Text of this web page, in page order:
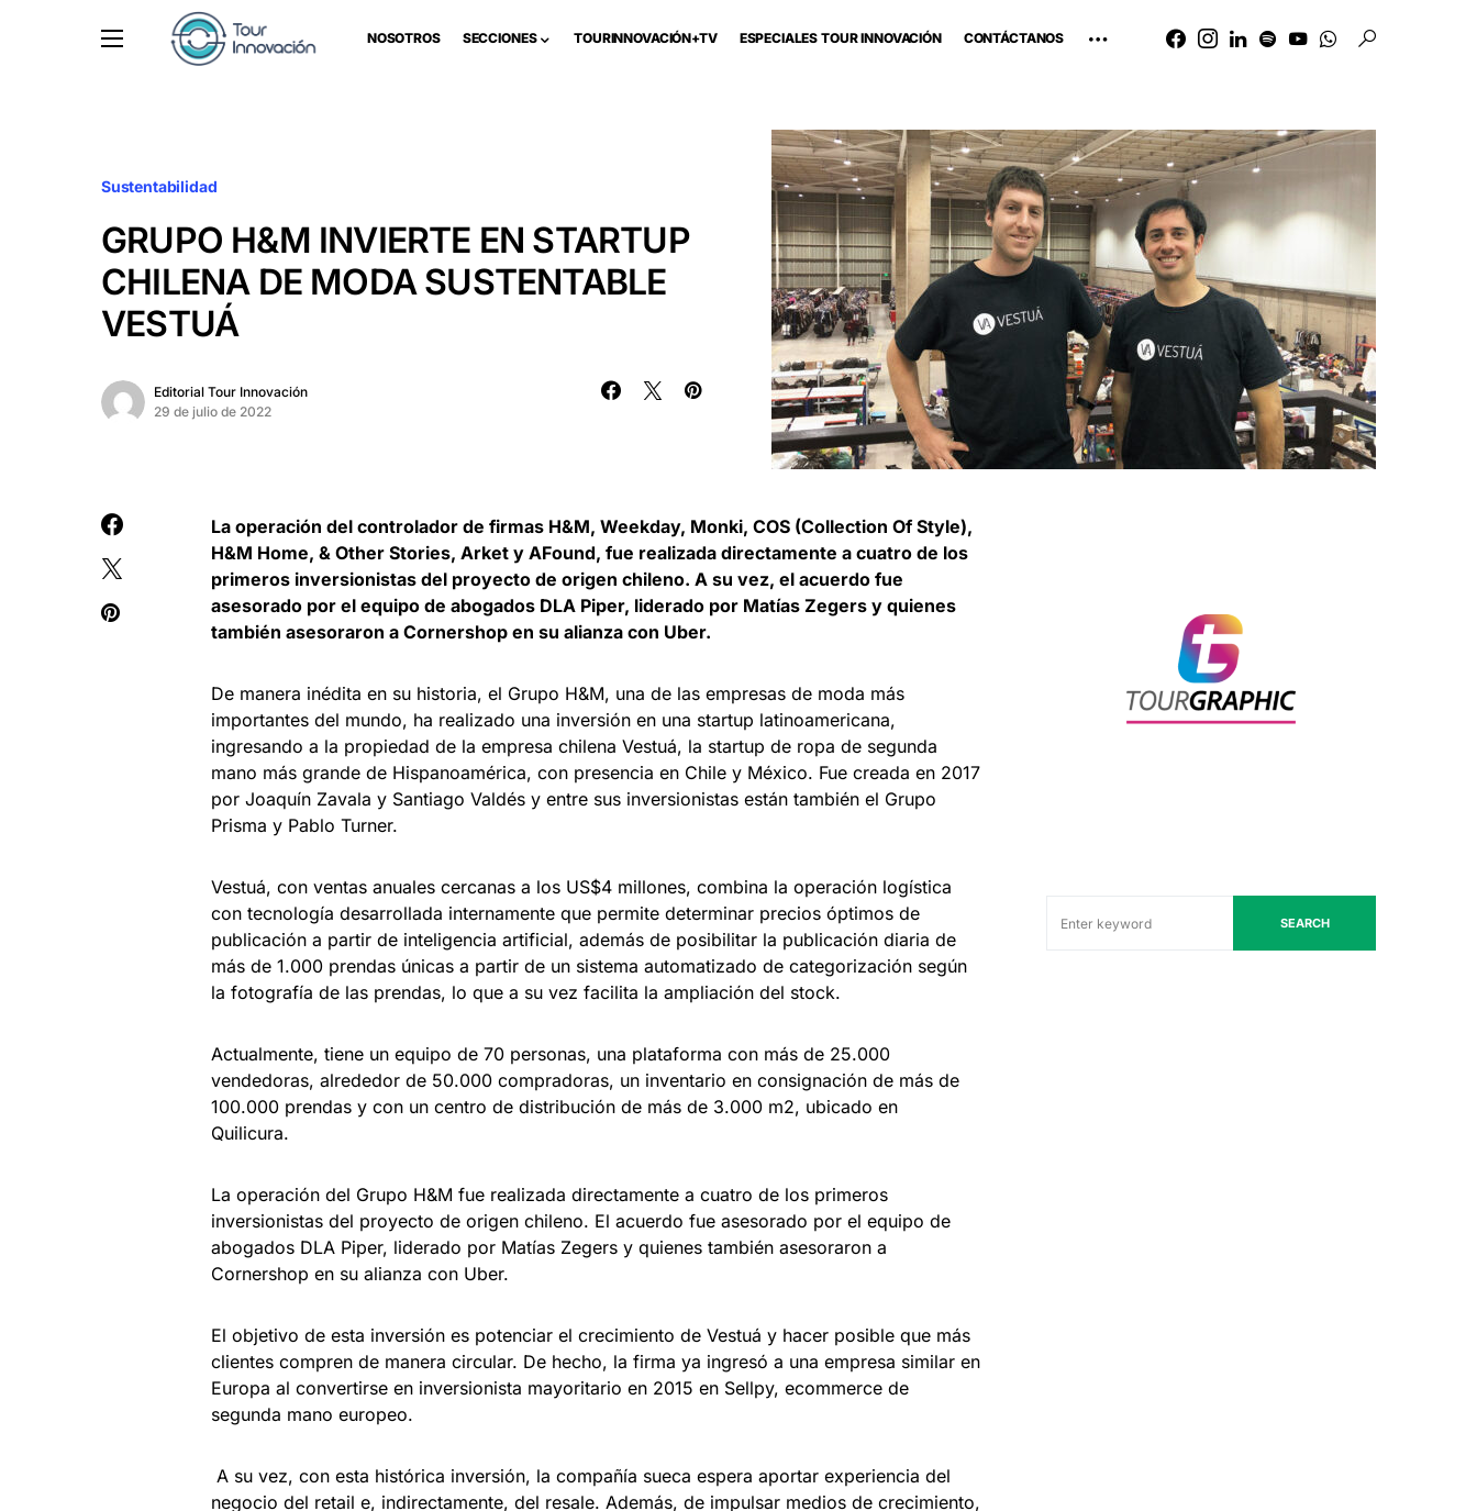
NOSOTROS SECCIONES TOURINNOVACIÓN+TV ESPECIALES TOUR INNOVACIÓN CONTÁCTANOS
Sustentabilidad
GRUPO H&M INVIERTE EN STARTUP
CHILENA DE MODA SUSTENTABLE
VESTUÁ
Editorial Tour Innovación
29 de julio de 2022
La operación del controlador de firmas H&M, Weekday, Monki, COS (Collection Of Style),
H&M Home, & Other Stories, Arket y AFound, fue realizada directamente a cuatro de los
primeros inversionistas del proyecto de origen chileno. A su vez, el acuerdo fue
asesorado por el equipo de abogados DLA Piper, liderado por Matías Zegers y quienes
también asesoraron a Cornershop en su alianza con Uber.
De manera inédita en su historia, el Grupo H&M, una de las empresas de moda más
importantes del mundo, ha realizado una inversión en una startup latinoamericana,
ingresando a la propiedad de la empresa chilena Vestuá, la startup de ropa de segunda
mano más grande de Hispanoamérica, con presencia en Chile y México. Fue creada en 2017
por Joaquín Zavala y Santiago Valdés y entre sus inversionistas están también el Grupo
Prisma y Pablo Turner.
Vestuá, con ventas anuales cercanas a los US$4 millones, combina la operación logística
con tecnología desarrollada internamente que permite determinar precios óptimos de
publicación a partir de inteligencia artificial, además de posibilitar la publicación diaria de
más de 1.000 prendas únicas a partir de un sistema automatizado de categorización según
la fotografía de las prendas, lo que a su vez facilita la ampliación del stock.
Actualmente, tiene un equipo de 70 personas, una plataforma con más de 25.000
vendedoras, alrededor de 50.000 compradoras, un inventario en consignación de más de
100.000 prendas y con un centro de distribución de más de 3.000 m2, ubicado en
Quilicura.
La operación del Grupo H&M fue realizada directamente a cuatro de los primeros
inversionistas del proyecto de origen chileno. El acuerdo fue asesorado por el equipo de
abogados DLA Piper, liderado por Matías Zegers y quienes también asesoraron a
Cornershop en su alianza con Uber.
El objetivo de esta inversión es potenciar el crecimiento de Vestuá y hacer posible que más
clientes compren de manera circular. De hecho, la firma ya ingresó a una empresa similar en
Europa al convertirse en inversionista mayoritario en 2015 en Sellpy, ecommerce de
segunda mano europeo.
A su vez, con esta histórica inversión, la compañía sueca espera aportar experiencia del
negocio del retail e, indirectamente, del resale. Además, de impulsar medios de crecimiento,
SEARCH